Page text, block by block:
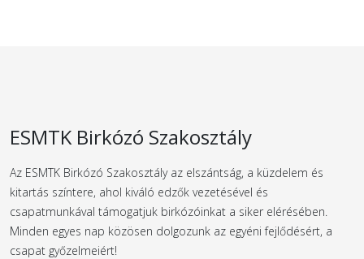
ESMTK Birkózó Szakosztály
Az ESMTK Birkózó Szakosztály az elszántság, a küzdelem és
kitartás színtere, ahol kiváló edzők vezetésével és
csapatmunkával támogatjuk birkózóinkat a siker elérésében.
Minden egyes nap közösen dolgozunk az egyéni fejlődésért, a
csapat győzelmeiért!